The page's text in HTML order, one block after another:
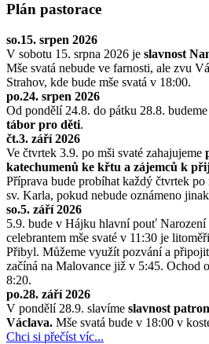
Plán pastorace
so.15. srpen 2026
V sobotu 15. srpna 2026 je slavnost
Mše svatá nebude ve farnosti, ale zvu
Strahov, kde bude mše svatá v 18:00.
po.24. srpen 2026
Od pondělí 24.8. do pátku 28.8.
tábor pro děti.
čt.3. září 2026
Ve čtvrtek 3.9. po mši svaté zahajujeme
katechumenů ke křtu a zájemců k
Příprava bude probíhat každý čtvrtek
sv. Karla, pokud nebude oznámeno
so.5. září 2026
5.9. bude v Hájku hlavní pouť
celebrantem mše svaté v 11:30 je
Přibyl. Můžeme využít pozvání a
začíná na Malovance již v 5:45. Ochod
8:20.
po.28. září 2026
V pondělí 28.9. slavíme slavnost
Václava. Mše svatá bude v 18:00 v
Chci si přečíst víc...